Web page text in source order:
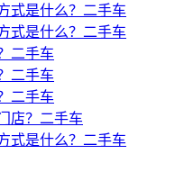
式是什么？二手车
式是什么？二手车
二手车
二手车
二手车
店？二手车
式是什么？二手车